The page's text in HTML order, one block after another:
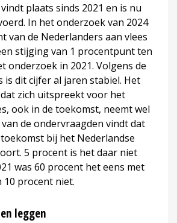
plaats sinds 2021 en is nu
In het onderzoek van 2024
van de Nederlanders aan vlees
stijging van 1 procentpunt ten
onderzoek in 2021. Volgens de
is dit cijfer al jaren stabiel. Het
zich uitspreekt voor het
ook in de toekomst, neemt wel
de ondervraagden vindt dat
bij het Nederlandse
5 procent is het daar niet
was 60 procent het eens met
10 procent niet.
leggen